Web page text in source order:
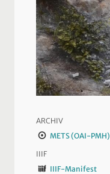
ARCHIV
METS (OAI-PMH)
IIIF
IIIF-Manifest